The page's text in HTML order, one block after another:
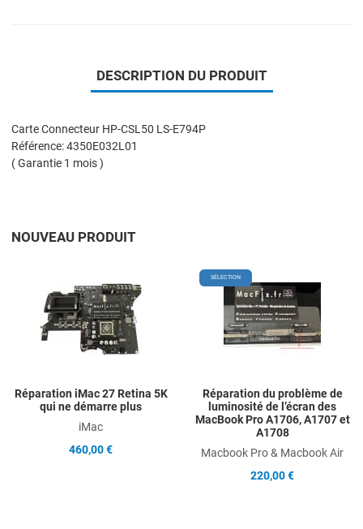
DESCRIPTION DU PRODUIT
Carte Connecteur HP-CSL50 LS-E794P
Référence: 4350E032L01
( Garantie 1 mois )
NOUVEAU PRODUIT
Add to Wishlist
Add to Compare
Quick View
Réparation iMac 27 Retina 5K
qui ne démarre plus
iMac
460,00 €
SÉLECTION
Réparation du problème de
luminosité de l’écran des
MacBook Pro A1706, A1707 et
A1708
Macbook Pro & Macbook Air
220,00 €